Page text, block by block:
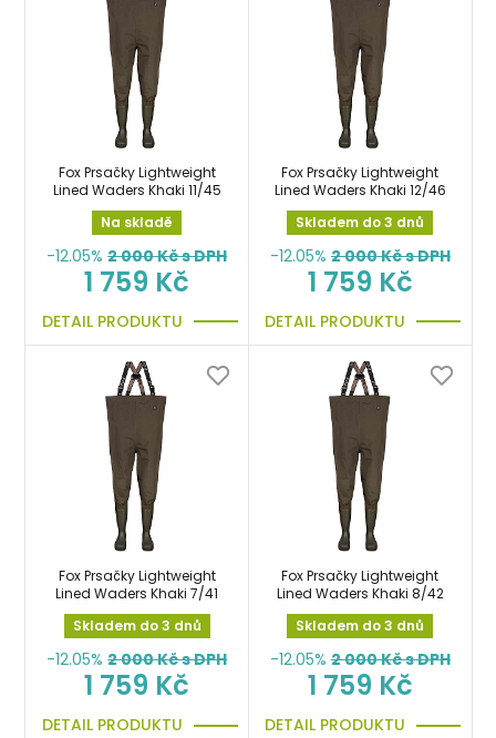
Fox Prsačky Lightweight
Lined Waders Khaki 11/45
Na skladě
-12.05% 2 000Kč s DPH
1 759 Kč
DETAIL PRODUKTU
Fox Prsačky Lightweight
Lined Waders Khaki 12/46
Skladem do 3 dnů
-12.05% 2 000Kč s DPH
1 759 Kč
DETAIL PRODUKTU
Fox Prsačky Lightweight
Lined Waders Khaki 7/41
Skladem do 3 dnů
-12.05% 2 000Kč s DPH
1 759 Kč
DETAIL PRODUKTU
Fox Prsačky Lightweight
Lined Waders Khaki 8/42
Skladem do 3 dnů
-12.05% 2 000Kč s DPH
1 759 Kč
DETAIL PRODUKTU